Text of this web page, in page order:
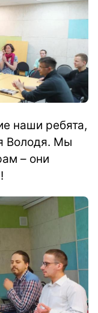
наши ребята,
Володя. Мы
– они